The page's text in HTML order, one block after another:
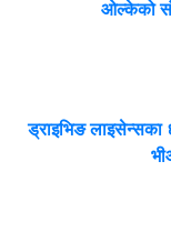
ओल्केको
ड्राइभिङ लाइसेन्सका